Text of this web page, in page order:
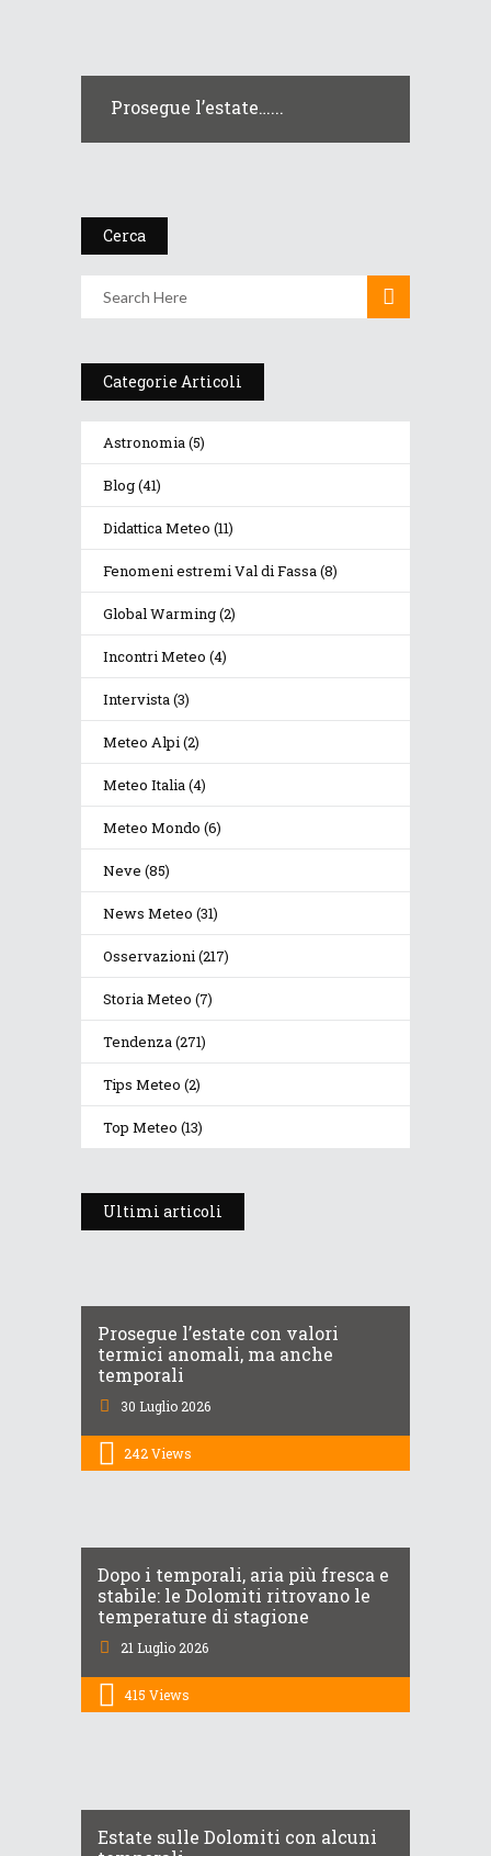
Prosegue l’estate…...
Cerca
Categorie Articoli
Astronomia(5)
Blog(41)
Didattica Meteo (11)
Fenomeni estremi Val di Fassa(8)
Global Warming(2)
Incontri Meteo (4)
Intervista(3)
Meteo Alpi(2)
Meteo Italia(4)
Meteo Mondo (6)
Neve (85)
News Meteo (31)
Osservazioni(217)
Storia Meteo (7)
Tendenza(271)
Tips Meteo (2)
Top Meteo (13)
Ultimi articoli
Prosegue l’estate con valori
termici anomali, ma anche
temporali
30 Luglio 2026
242Views
Dopo i temporali, aria più fresca e
stabile: le Dolomiti ritrovano le
temperature di stagione
21 Luglio 2026
415 Views
Estate sulle Dolomiti con alcuni